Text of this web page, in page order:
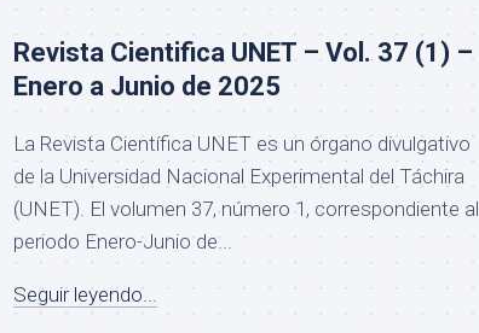
Revista Cientifica UNET – Vol. 37 (1) –
Enero a Junio de 2025
La Revista Científica UNET es un órgano divulgativo
de la Universidad Nacional Experimental del Táchira
(UNET). El volumen 37, número 1, correspondiente al
periodo Enero-Junio de...
Seguir leyendo...